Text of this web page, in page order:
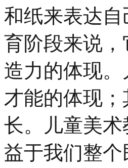
和纸来表达
育阶段来说
造力的体现
才能的体现
长。儿童美
益于我们整